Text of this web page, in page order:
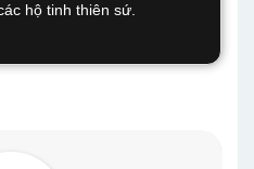
hộ tinh thiên sứ.